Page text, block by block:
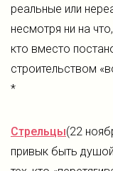
реальные или
несмотря ни на
кто вместо
строительством
*
Стрельцы(22
привык быть